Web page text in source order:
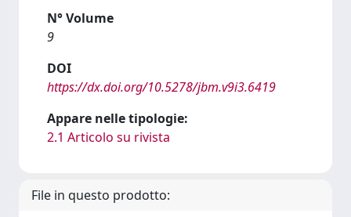
N° Volume
9
DOI
https://dx.doi.org/10.5278/jbm.v9i3.6419
Appare nelle tipologie:
2.1 Articolo su rivista
File in questo prodotto: